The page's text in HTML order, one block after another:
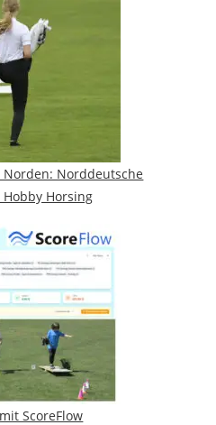
Norddeutsche
Horsing
ScoreFlow